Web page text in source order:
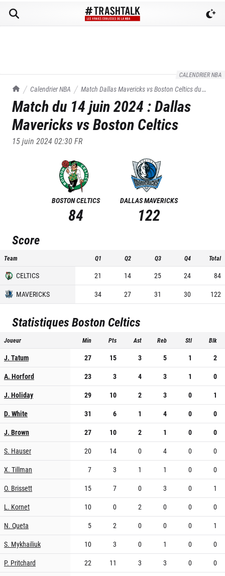
CALENDRIER NBA
TrashTalk Actu NBA
Calendrier NBA Match Dallas Mavericks vsBoston Celticsdu
14/06/2024
Match du 14 juin 2024 :Dallas
Mavericks vsBoston Celtics
15 juin 2024 02:30FR
BOSTON CELTICS
84
DALLAS MAVERICKS
122
Score
Team Q1 Q2 Q3 Q4 Total
CELTICS 21 14 25 24
84
MAVERICKS
34 27 31 30 122
StatistiquesBoston Celtics
Joueur Min Pts Ast Reb Stl Blk
J. Tatum 27 15 3 5 1
2
A. Horford
23 3 4 3 1
0
J. Holiday
29 10 2 3 0
1
D. White
31 6 1 4 0
0
J. Brown
27 10 2 1 0
0
S. Hauser
20 14 0 4 0
0
X. Tillman
7 3 1 1 0
0
O. Brissett
15 7 0 3 0
1
L. Kornet
10 0 2 0 0
0
N. Queta
5 2 0 0 0
1
S. Mykhailiuk
10 3 0 1 0
0
P. Pritchard
22 11 3 3 0
0